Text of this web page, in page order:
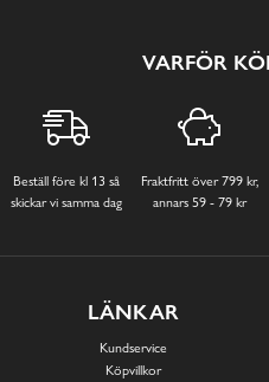
VARFÖR
Beställ före kl 13 så
skickar vi samma dag
Fraktfritt över 799 kr,
annars 59 - 79 kr
LÄNKAR
Kundservice
Köpvillkor